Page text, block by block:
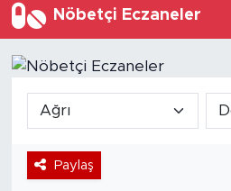
Nöbetçi Eczaneler
Paylaş
Siyaset
Sağlık
Ekonomi
Trafik Durumu
Tüm Manşetler
Son Dakika Haberleri